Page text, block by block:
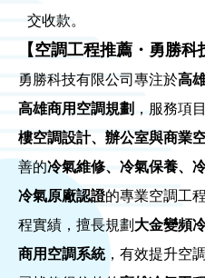
交收款。
【空調工程推薦・勇勝科
勇勝科技有限公司專注於高
高雄商用空調規劃 ，服務項
樓空調設計、辦公室與商業
善的冷氣維修、冷氣保養、
冷氣原廠認證的專業空調工
程實績，擅長規劃 大金變頻
商用空調系統，有效提升空